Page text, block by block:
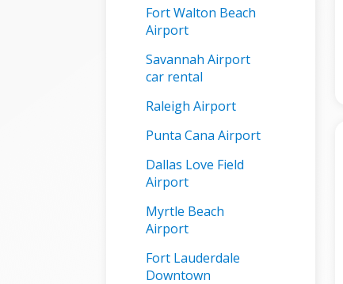
Fort Walton Beach
Airport
Savannah Airport
car rental
Raleigh Airport
Punta Cana Airport
Dallas Love Field
Airport
Myrtle Beach
Airport
Fort Lauderdale
Downtown